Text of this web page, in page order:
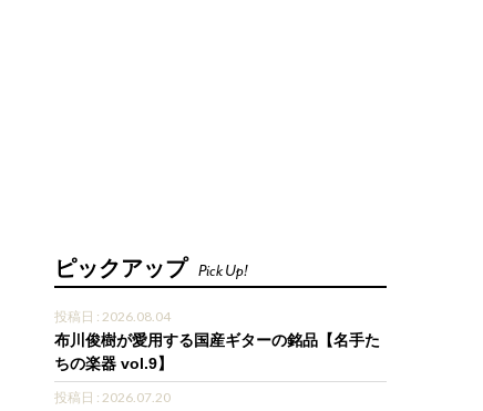
ピックアップ Pick Up!
投稿日 : 2026.08.04
布川俊樹が愛用する国産ギターの銘品【名手た
ちの楽器 vol.9】
投稿日 : 2026.07.20